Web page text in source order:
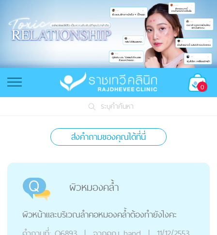
0
ระบุคำค้นหา
ส่งคำถามของคุณได้ที่นี่
ผิวหมองคล้ำ
ผิวหน้าและบริเวณลำคอหมองคล้ำต้องทำยังไงคะ